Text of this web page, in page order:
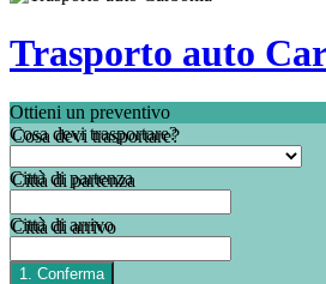
Trasporto auto
Ottieni un preventivo
Cosa devi trasportare?
Città di partenza
Città di arrivo